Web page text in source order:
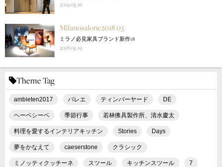
2019.05.16
Milanosalone2018 03
ミラノ必見家具ブランド新作18
2018.05.19
Theme Tag
ambieten2017 バレエ ティンバーヤード DE
ヘーベシーベ 季節行事 若林佛具製作所、清水慶太
料理を愛するインテリアキッチン Stories Days
夢をかなえて caeserstone クラシック
ミノッティクッチーネ スツール キッチンスツール 7